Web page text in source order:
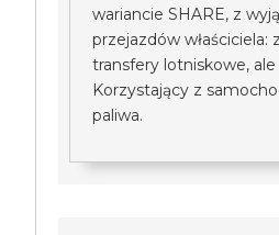
wariancie SHARE, z
przejazdów właściciela:
transfery lotniskowe,
Korzystający z
paliwa.